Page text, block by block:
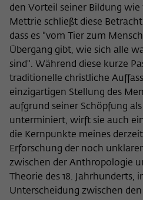
den Vorteil seiner Bildung
Mettrie schließt diese
dass es "vom Tier zum
Übergang gibt, wie sich alle
sind". Während diese kurze
traditionelle christliche
einzigartigen Stellung des
aufgrund seiner Schöpfung
unterminiert, wirft sie auch
die Kernpunkte meines
Erforschung der noch
zwischen der Anthropologie
Theorie des 18. Jahrhunderts,
Unterscheidung zwischen